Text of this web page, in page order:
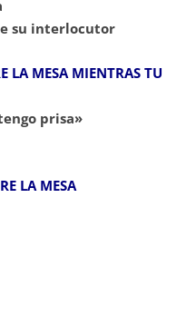
su interlocutor
LA MESA MIENTRAS TU
prisa»
LA MESA